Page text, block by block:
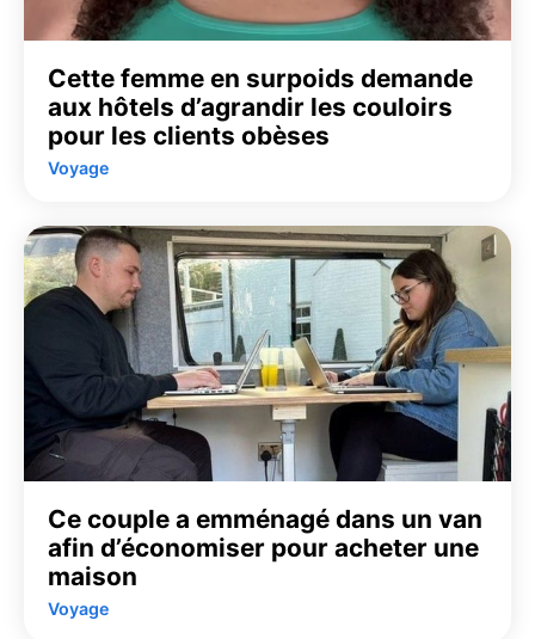
Cette femme en surpoids demande
aux hôtels d’agrandir les couloirs
pour les clients obèses
Voyage
Ce couple a emménagé dans un van
afin d’économiser pour acheter une
maison
Voyage